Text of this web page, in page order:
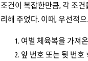
조건이 복잡한만큼, 각 조
리해 주었다. 이때, 우선적
여벌 체육복을 가져
앞 번호 또는 뒷 번호